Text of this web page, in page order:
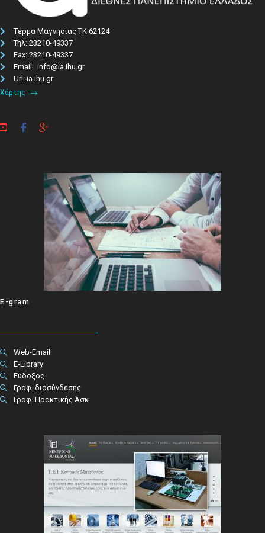
Τέρμα Μαγνησίας ΤΚ 62124
Τηλ: 23210-49337​
Fax: 23210-49337
Email: info@ia.ihu.gr
Url: ia.ihu.gr
Χάρτης
E-gram
Web-Email
E-Library
Εύδοξος
Γραφ. διασύνδεσης
Γραφ. Πρακτικής Άσκ